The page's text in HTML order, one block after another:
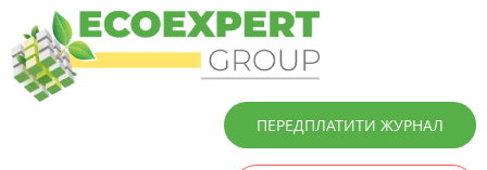
ПЕРЕДПЛАТИТИ ЖУРНАЛ